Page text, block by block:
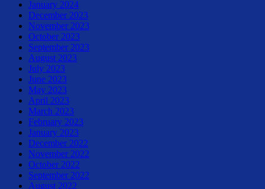
January 2024
December 2023
November 2023
October 2023
September 2023
August 2023
July 2023
June 2023
May 2023
April 2023
March 2023
February 2023
January 2023
December 2022
November 2022
October 2022
September 2022
August 2022